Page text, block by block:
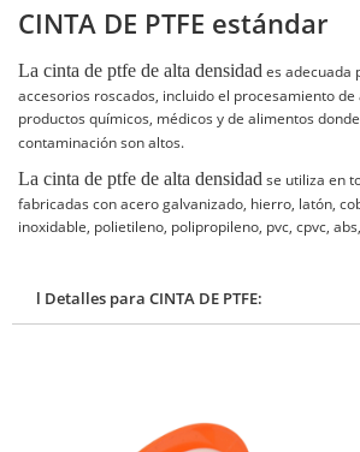
CINTA DE PTFE estándar
La cinta de ptfe de alta densidad es adecuada
accesorios roscados, incluido el procesamiento de
productos químicos, médicos y de alimentos
contaminación son altos.
La cinta de ptfe de alta densidad se utiliza en
fabricadas con acero galvanizado, hierro, latón,
inoxidable, polietileno, polipropileno, pvc, cpvc,
l Detalles para CINTA DE PTFE: